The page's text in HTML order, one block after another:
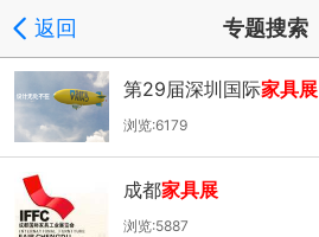
返回 专题搜索
第29届深圳国际家具展
浏览:6179
成都家具展
浏览:5887